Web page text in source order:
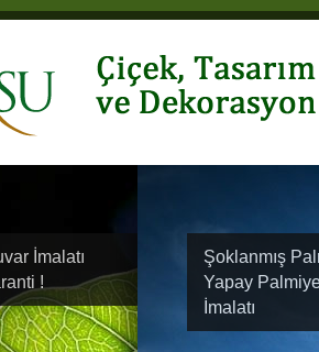
İmalatı
!
Şoklanmış
Yapay
İmalatı